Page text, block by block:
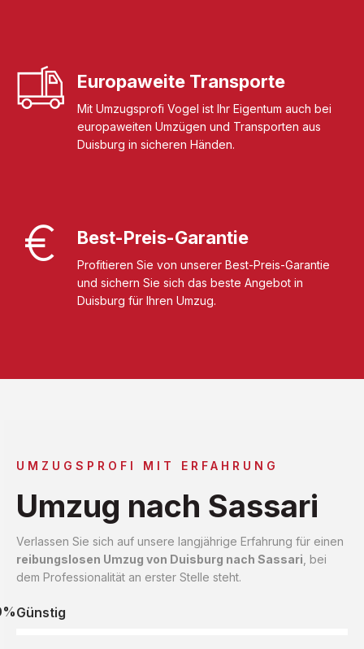
Europaweite Transporte
Mit Umzugsprofi Vogel ist Ihr Eigentum auch bei
europaweiten Umzügen und Transporten aus
Duisburg in sicheren Händen.
Best-Preis-Garantie
Profitieren Sie von unserer Best-Preis-Garantie
und sichern Sie sich das beste Angebot in
Duisburg für Ihren Umzug.
UMZUGSPROFI MIT ERFAHRUNG
Umzug nach Sassari
Verlassen Sie sich auf unsere langjährige Erfahrung für einen
reibungslosen Umzug von Duisburg nach Sassari , bei
dem Professionalität an erster Stelle steht.
Günstig